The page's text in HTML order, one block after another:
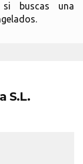
si buscas una
S.L.